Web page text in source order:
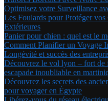
Optimisez votre Surveillance
Les Foulards pour Protéger
Extérieures
Panier pour chien : quel est le
Comment Planifier un Voyage
Longévité et succès des
Découvrez le vol lyon – fort de
escapade inoubliable en
Découvrez les secrets des
pour voyager en Égypte